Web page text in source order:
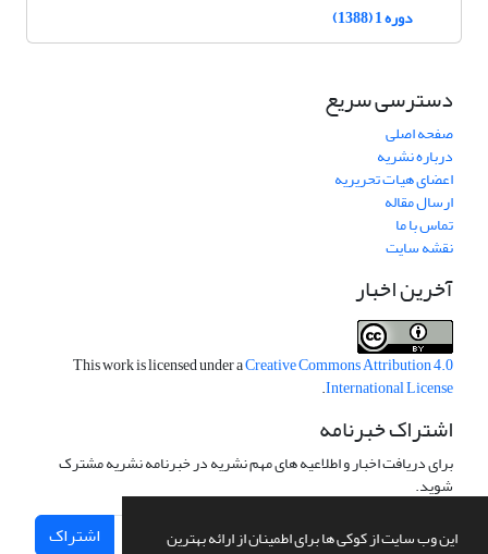
این وب سایت از کوکی ها برای اطمینان از ارائه بهترین
دوره 1 (1388)
دسترسی سریع
صفحه اصلی
درباره نشریه
اعضای هیات تحریریه
ارسال مقاله
تماس با ما
نقشه سایت
آخرین اخبار
This work is licensed under aCreative Commons Attribution 4.0
International License
.
اشتراک خبرنامه
برای دریافت اخبار و اطلاعیه های مهم نشریه در خبرنامه نشریه مشترک
شوید.
اشتراک